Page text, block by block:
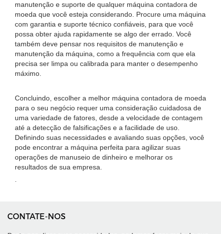
manutenção e suporte de qualquer máquina contadora de
moeda que você esteja considerando. Procure uma máquina
com garantia e suporte técnico confiáveis, para que você
possa obter ajuda rapidamente se algo der errado. Você
também deve pensar nos requisitos de manutenção e
manutenção da máquina, como a frequência com que ela
precisa ser limpa ou calibrada para manter o desempenho
máximo.
Concluindo, escolher a melhor máquina contadora de moeda
para o seu negócio requer uma consideração cuidadosa de
uma variedade de fatores, desde a velocidade de contagem
até a detecção de falsificações e a facilidade de uso.
Definindo suas necessidades e avaliando suas opções, você
pode encontrar a máquina perfeita para agilizar suas
operações de manuseio de dinheiro e melhorar os
resultados de sua empresa.
CONTATE-NOS